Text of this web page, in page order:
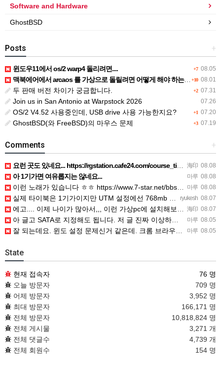
Software and Hardware
GhostBSD
+
Posts
+7 08.05
윈도우11에서 os/2 warp4 돌리려면....
+10 08.01
맥북에어에서 arcaos 를 가상으로 돌릴려면 어떻게 해야 하는 지요?
+2 07.31
두 판매 버전 차이가 궁금합니다.
07.26
Join us in San Antonio at Warpstock 2026
+1 07.20
OS/2 V4.52 사용중인데, USB drive 사용 가능한지요?
+3 07.19
GhostBSD(와 FreeBSD)의 마우스 문제
+
Comments
海印 08.08
요런 곳도 있네요... https://rgstation.cafe24.com/course_tip/306500
마루 08.08
아 1기가면 여유롭지는 않네요...
마루 08.08
이런 노래가 있습니다 ㅎㅎ https://www.7-star.net/bbs/board.php?bo_table…
ryukesh 08.07
실제 타이북은 1기가이지만 UTM 설정에선 768mb 입니다. 1기가나 그 보다 넘게 설정하면 UTM 에뮬레…
海印 08.07
에고.... 이제 나이가 많아서,,, 이런 가상pc에 설치해보는 것도 귀찮군요.. ㅎㅎ 날씨도 덥고.....…
마루 08.05
아 글고 SATA로 지정해도 됩니다. 저 글 진짜 이상하네요. 옛날꺼 퍼와서 그런거 같은데요.
마루 08.05
잘 되는데요. 윈도 설정 문제신거 같은데. 크롬 브라우저나 파폭으로 해 보세요
State
현재 접속자
76 명
오늘 방문자
709 명
어제 방문자
3,952 명
최대 방문자
166,171 명
전체 방문자
10,818,824 명
전체 게시물
3,271 개
전체 댓글수
4,739 개
전체 회원수
154 명